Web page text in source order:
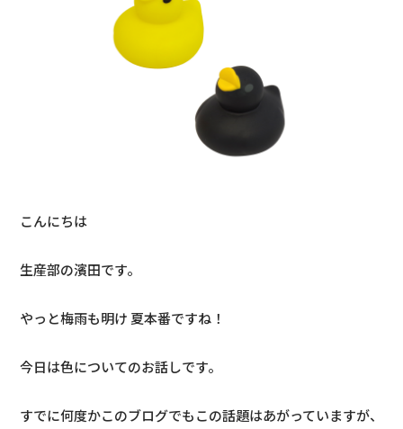
こんにちは
生産部の濱田です。
やっと梅雨も明け 夏本番ですね！
今日は色についてのお話しです。
すでに何度かこのブログでもこの話題はあがっていますが、